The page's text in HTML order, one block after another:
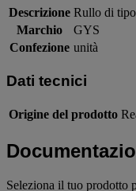
Descrizione Rullo di
Marchio
GYS
Confezione unità
Dati tecnici
Origine del prodotto
Seleziona il tuo prodotto